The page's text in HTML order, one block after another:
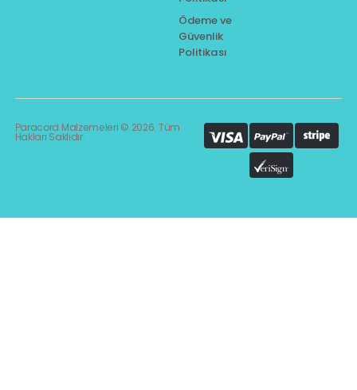
Ödeme ve
Güvenlik
Politikası
Paracord Malzemeleri © 2026. Tüm
Hakları Saklıdır.